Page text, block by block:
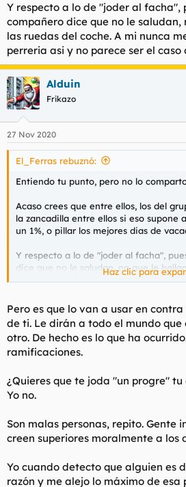
Y respecto a lo de "joder al facha",
compañero dice que no le
las ruedas del coche. A mi nunca
perreria asi y no parece ser el
Alduin
Frikazo
27 Nov 2020
El_Ferras rebuznó:
Entiendo tu punto, pero no lo
Acaso crees que entre ellos, los del
la zancadilla entre ellos si eso supone
un 1%, o pillar los mejores dias de
Y respecto a lo de "joder al facha",
dice que no le saludan, no que le
coche. A mi nunca me han hecho
Haz clic para
Pero es que lo van a usar en
de ti. Le dirán a todo el mundo que
otro. De hecho es lo que ha
ramificaciones.
¿Quieres que te joda "un progre" tu
Yo no.
Son malas personas, repito. Gente
creen superiores moralmente a los
Yo cuando detecto que alguien es
razón y me alejo lo máximo de esa